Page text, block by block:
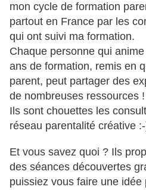
mon cycle de formation
partout en France par les
qui ont suivi ma formation.
Chaque personne qui
ans de formation, remis en
parent, peut partager des
de nombreuses ressources !
Ils sont chouettes les
réseau parentalité créative
Et vous savez quoi ? Ils
des séances découvertes
puissiez vous faire une